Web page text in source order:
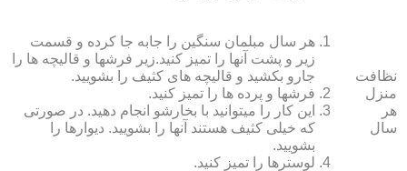
نظافت
منزل
هر
سال
هر سال مبلمان سنگین را جابه جا کرده و قسمت
زیر و پشت آنها را تمیز کنید.زیر فرش‏ها و قالیچه‏ ها را
جارو بکشید و قالیچه‏ های کثیف را بشویید.
فرش‏ها و پرده ‏ها را تمیز کنید.
این کار را می‏توانید با بخارشو انجام دهید. در صورتی
که خیلی کثیف هستند آنها را بشویید. دیوارها را
بشویید.
لوسترها را تمیز کنید.